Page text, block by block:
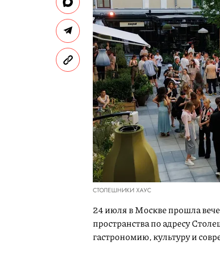
СТОЛЕШНИКИ ХАУС
24 июля в Москве прошла
пространства по адресу
гастрономию, культуру и